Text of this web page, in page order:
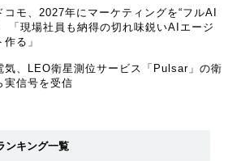
コモ、2027年にマーケティングを“フルAI
「現場社員も納得の切れ味鋭いAIエージ
作る」
気、LEO衛星測位サービス「Pulsar」の衛
実信号を受信
ンキング一覧